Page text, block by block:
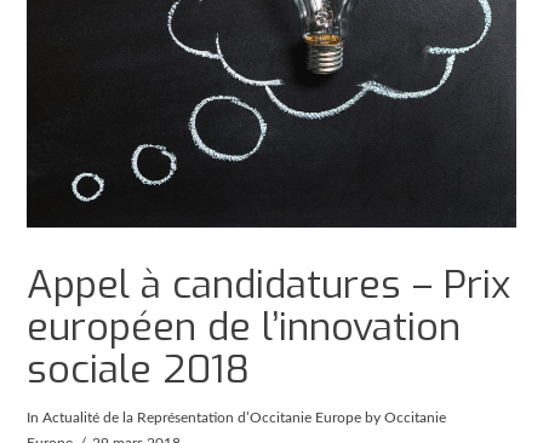
Appel à candidatures – Prix
européen de l’innovation
sociale 2018
InActualité de la Représentation d’Occitanie Europe by Occitanie